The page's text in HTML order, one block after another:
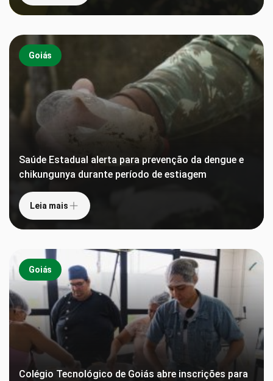
Goiás
Saúde Estadual alerta para prevenção da dengue e
chikungunya durante período de estiagem
Leia mais
Goiás
Colégio Tecnológico de Goiás abre inscrições para